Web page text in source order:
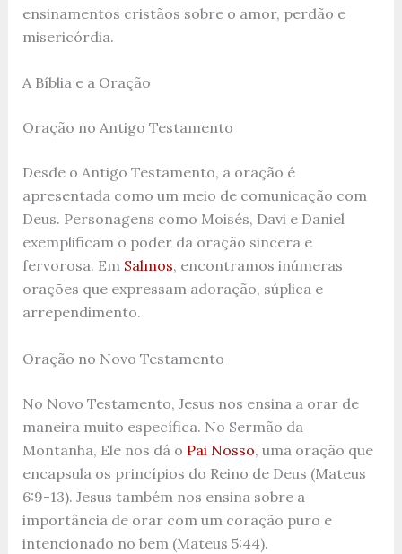
ensinamentos cristãos sobre o amor, perdão e
misericórdia.
A Bíblia e a Oração
Oração no Antigo Testamento
Desde o Antigo Testamento, a oração é
apresentada como um meio de comunicação com
Deus. Personagens como Moisés, Davi e Daniel
exemplificam o poder da oração sincera e
fervorosa. Em Salmos, encontramos inúmeras
orações que expressam adoração, súplica e
arrependimento.
Oração no Novo Testamento
No Novo Testamento, Jesus nos ensina a orar de
maneira muito específica. No Sermão da
Montanha, Ele nos dá o Pai Nosso, uma oração que
encapsula os princípios do Reino de Deus (Mateus
6:9-13). Jesus também nos ensina sobre a
importância de orar com um coração puro e
intencionado no bem (Mateus 5:44).